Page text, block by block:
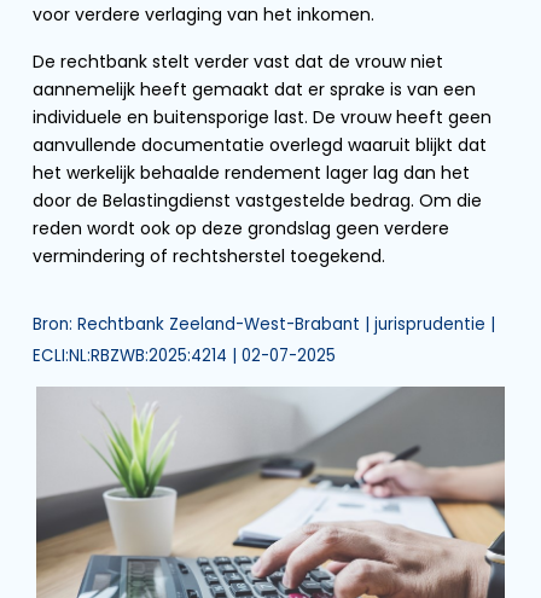
voor verdere verlaging van het inkomen.
De rechtbank stelt verder vast dat de vrouw niet
aannemelijk heeft gemaakt dat er sprake is van een
individuele en buitensporige last. De vrouw heeft geen
aanvullende documentatie overlegd waaruit blijkt dat
het werkelijk behaalde rendement lager lag dan het
door de Belastingdienst vastgestelde bedrag. Om die
reden wordt ook op deze grondslag geen verdere
vermindering of rechtsherstel toegekend.
Bron: Rechtbank Zeeland-West-Brabant | jurisprudentie |
ECLI:NL:RBZWB:2025:4214 | 02-07-2025